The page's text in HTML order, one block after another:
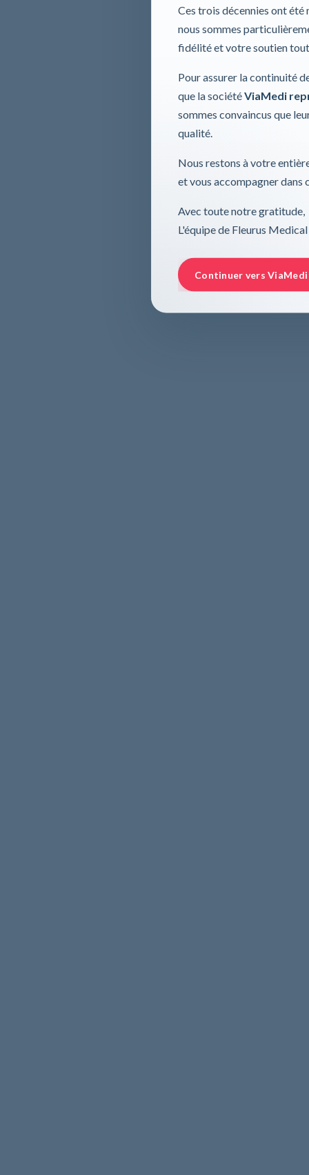
Ces trois décennies ont
nous sommes
fidélité et votre soutien
Pour assurer la continuité
que la sociétéViaMedi
sommes convaincus que
qualité.
Nous restons à votre
et vous accompagner dans
Avec toute notre gratitude,
L'équipe de Fleurus Medical
Continuer vers ViaMedi